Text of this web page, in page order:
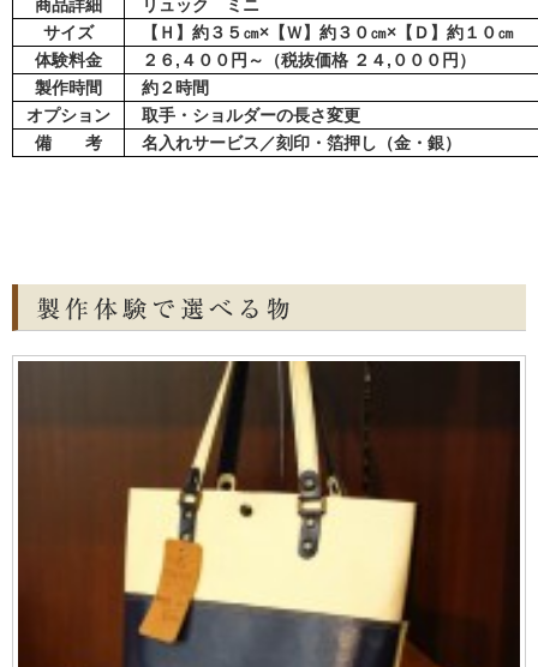
商品詳細
リュック ミニ
サイズ
【Ｈ】約３５㎝×【Ｗ】約３０㎝×【Ｄ】約１０㎝
体験料金
２６,４００円～（税抜価格 ２４,０００円）
製作時間
約２時間
オプション
取手・ショルダーの長さ変更
備 考
名入れサービス／刻印・箔押し（金・銀）